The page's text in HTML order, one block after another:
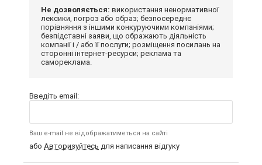
Не дозволяється: використання ненормативної
лексики, погроз або образ; безпосереднє
порівняння з іншими конкуруючими компаніями;
безпідставні заяви, що ображають діяльність
компанії і / або її послуги; розміщення посилань на
сторонні інтернет-ресурси; реклама та
самореклама.
Введіть email:
Ваш e-mail не відображатиметься на сайті
або Авторизуйтесь для написання відгуку